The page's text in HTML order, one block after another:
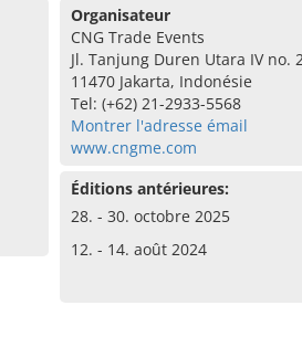
Organisateur
CNG Trade Events
Jl. Tanjung Duren Utara IV no.
11470 Jakarta, Indonésie
Tel: (+62) 21-2933-5568
Montrer l'adresse émail
www.cngme.com
Éditions antérieures:
28. - 30. octobre 2025
12. - 14. août 2024